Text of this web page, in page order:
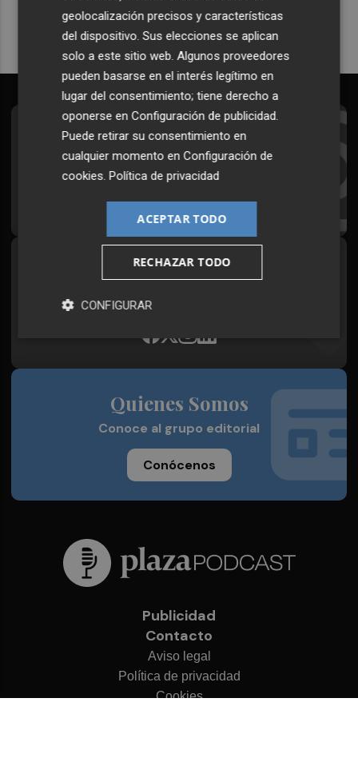
Suscríbete al Boletín
Todos los días a primera hora en tu email
¡Quiero suscribirme!
Síguenos en redes
Plaza Podcast, desde cualquier medio
Quienes Somos
Conoce al grupo editorial
Conócenos
Publicidad
Contacto
Aviso legal
Política de privacidad
Cookies
geolocalización precisos y características
del dispositivo. Sus elecciones se aplican
solo a este sitio web. Algunos proveedores
pueden basarse en el interés legítimo en
lugar del consentimiento; tiene derecho a
oponerse enConfiguración de publicidad.
Puede retirar su consentimiento en
cualquier momento enConfiguración de
cookies.Política de privacidad
ACEPTAR TODO
RECHAZAR TODO
CONFIGURAR